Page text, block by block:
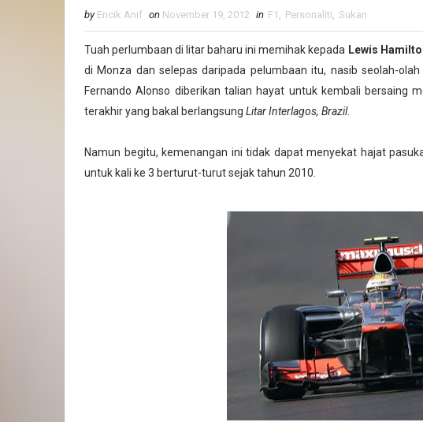
by Encik Anif on November 19, 2012 in F1 , Personaliti, Sukan
Tuah perlumbaan di litar baharu ini memihak kepada Lewis
di Monza dan selepas daripada pelumbaan itu, nasib seolah-
Fernando Alonso diberikan talian hayat untuk kembali bersaing
terakhir yang bakal berlangsung Litar Interlagos, Brazil.
Namun begitu, kemenangan ini tidak dapat menyekat hajat
untuk kali ke 3 berturut-turut sejak tahun 2010.